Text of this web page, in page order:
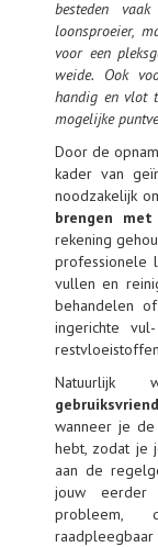
besteden
loonsproeier,
voor een
weide. Ook
handig en vlot
mogelijke
Door de
kader van
noodzakelijk
brengen
rekening
professionele
vullen en
behandelen
ingerichte
Natuurlijk
wanneer je de
hebt, zodat je
aan de
jouw eerder
probleem,
raadpleegbaar